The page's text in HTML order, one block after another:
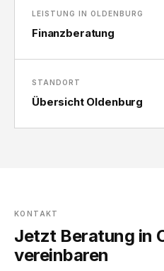
LEISTUNG IN OLDENBURG
Finanzberatung
STANDORT
Übersicht Oldenburg
KONTAKT
Jetzt Beratung in
vereinbaren